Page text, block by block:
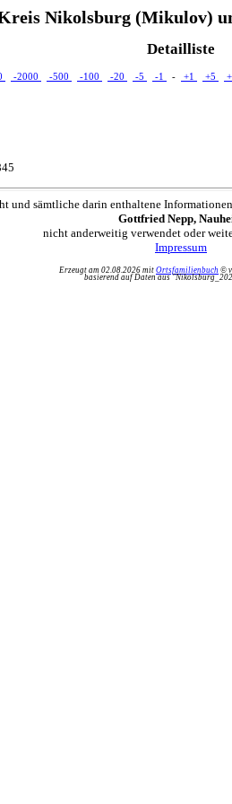
Nikolsburg (Mikulov)
Detailliste
-2000 -500 -100 -20 -5 -1 - +1 +5
und sämtliche darin enthaltene
Gottfried Nepp,
nicht anderweitig verwendet oder
Impressum
Erzeugt am 02.08.2026 mit Ortsfamilienbuch ©
basierend auf Daten aus